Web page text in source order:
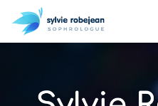
au
contenu